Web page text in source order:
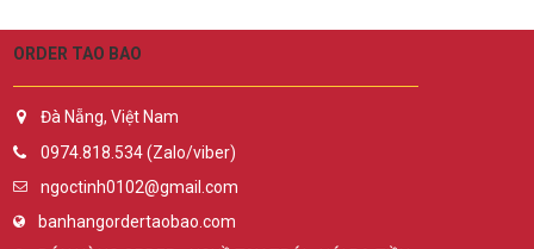
ORDER TAO BAO
Đà Nẵng, Việt Nam
0974.818.534 (Zalo/viber)
ngoctinh0102@gmail.com
banhangordertaobao.com